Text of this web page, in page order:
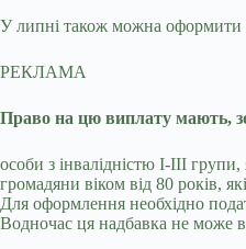
У липні також можна оформити
РЕКЛАМА
Право на цю виплату мають,
особи з інвалідністю І-ІІІ
громадяни віком від 80 років,
Для оформлення необхідно
Водночас ця надбавка не може